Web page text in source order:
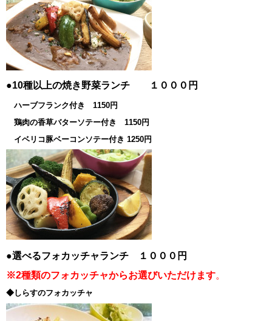
●10種以上の焼き野菜ランチ １０００円
ハーブフランク付き 1150円
鶏肉の香草バターソテー付き 1150円
イベリコ豚ベーコンソテー付き 1250円
●選べるフォカッチャランチ １０００円
※2種類のフォカッチャからお選びいただけます。
◆しらすのフォカッチャ